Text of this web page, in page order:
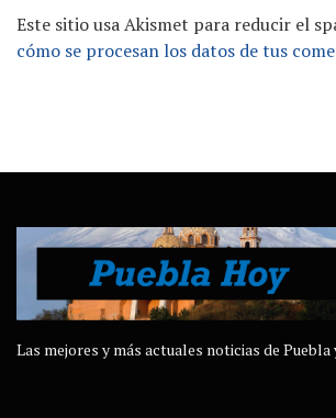
Este sitio usa Akismet para reducir el
cómo se procesan los datos de tus
Las mejores y más actuales noticias de